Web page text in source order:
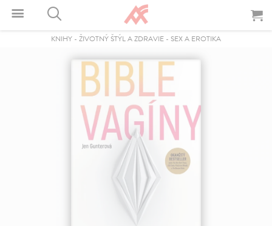
KNIHY - ŽIVOTNÝ ŠTÝL A ZDRAVIE - SEX A EROTIKA